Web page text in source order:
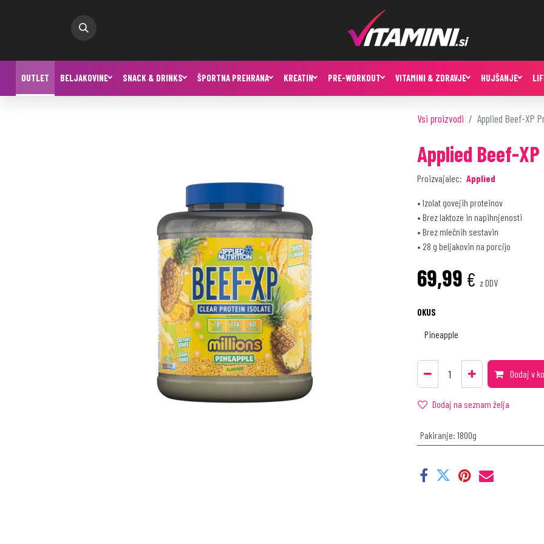
OUTLET BELJAKOVINE SNACK & DRINKS ŠPORTNA PREHRANA KREATIN PRE-WORKOUT VITAMINI & ZDRAVJE HUJŠANJE
Vsi proizvodi Applied Beef-XP
Applied Beef-
Proizvajalec: Applied
• Izolat govejih proteinov
• Brez laktoze in napihnjenosti
• Brez mlečnih sestavin
• 28 g beljakovin na porcijo
69,99 € z DDV
OKUS
Dodaj v
Dodaj na seznam želja
Pakiranje: 1800g